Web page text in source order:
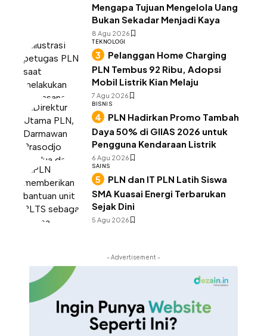
Mengapa Tujuan Mengelola Uang
Bukan Sekadar Menjadi Kaya
8 Agu 2026
TEKNOLOGI
Pelanggan Home Charging
PLN Tembus 92 Ribu, Adopsi
Mobil Listrik Kian Melaju
7 Agu 2026
BISNIS
PLN Hadirkan Promo Tambah
Daya 50% di GIIAS 2026 untuk
Pengguna Kendaraan Listrik
6 Agu 2026
SAINS
PLN dan IT PLN Latih Siswa
SMA Kuasai Energi Terbarukan
Sejak Dini
5 Agu 2026
- Advertisement -